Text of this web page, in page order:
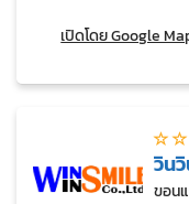
เปิดโดย Google
วิน
ขอน